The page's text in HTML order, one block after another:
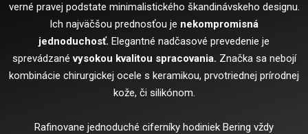
verné pravej podstate minimalistického škandinávskeho designu.
Ich najväčšou prednosťou je nekompromisná
jednoduchosť. Elegantné nadčasové prevedenie je
sprevádzanévysokou kvalitou spracovania. Značka sa nebojí
kombinácie chirurgickej ocele s keramikou, prvotriednej prírodnej
kože, či silikónom.
Rafinovane jednoduché ciferníky hodiniek Bering vždy